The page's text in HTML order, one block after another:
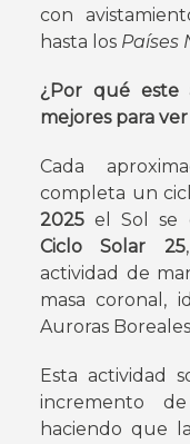
con
hasta los Países
¿Por qué este
mejores para
Cada
completa un
2025 el Sol se
Ciclo Solar 25
actividad de
masa coronal,
Auroras
Esta actividad
incremento
haciendo que